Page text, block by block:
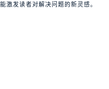
激发读者对解决问题的新灵感。